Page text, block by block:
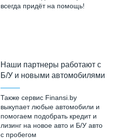
всегда придёт на помощь!
Наши партнеры работают с
Б/У и новыми автомобилями
Также сервис Finansi.by
выкупает любые автомобили и
помогаем подобрать кредит и
лизинг на новое авто и Б/У авто
с пробегом